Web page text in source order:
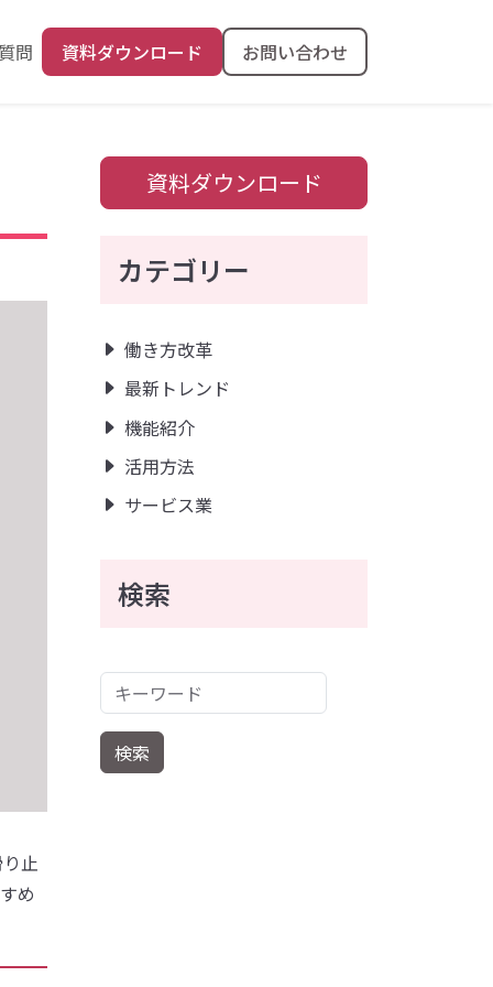
問 資料ダウンロード お問い合わせ
止
め
資料ダウンロード
カテゴリー
働き方改革
最新トレンド
機能紹介
活用方法
サービス業
検索
キーワード
検索